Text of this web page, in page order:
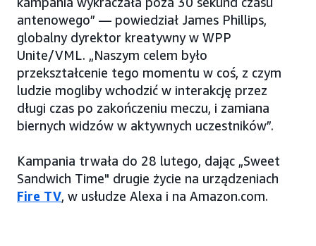
antenowego” — powiedział James Phillips,
globalny dyrektor kreatywny w WPP
Unite/VML. „Naszym celem było
przekształcenie tego momentu w coś, z czym
ludzie mogliby wchodzić w interakcję przez
długi czas po zakończeniu meczu, i zamiana
biernych widzów w aktywnych uczestników”.
Kampania trwała do 28 lutego, dając „Sweet
Sandwich Time" drugie życie na urządzeniach
Fire TV, w usłudze Alexa i na Amazon.com.